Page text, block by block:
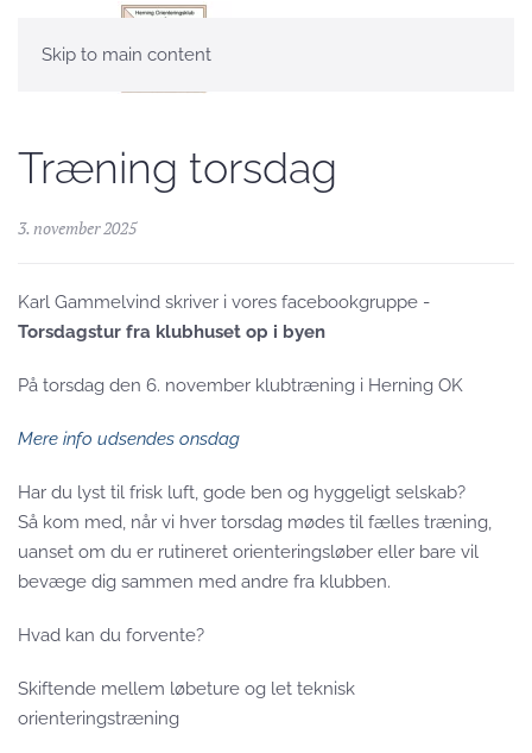
Skip to main content
Træning torsdag
3. november 2025
Karl Gammelvind skriver i vores facebookgruppe -
Torsdagstur fra klubhuset op i byen
På torsdag den 6. november klubtræning i Herning OK
Mere info udsendes onsdag
Har du lyst til frisk luft, gode ben og hyggeligt selskab?
Så kom med, når vi hver torsdag mødes til fælles træning,
uanset om du er rutineret orienteringsløber eller bare vil
bevæge dig sammen med andre fra klubben.
Hvad kan du forvente?
Skiftende mellem løbeture og let teknisk
orienteringstræning